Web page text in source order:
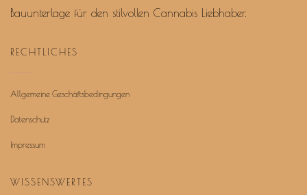
Bauunterlage für den stilvollen Cannabis Liebhaber.
RECHTLICHES
Allgemeine Geschäftsbedingungen
Datenschutz
Impressum
WISSENSWERTES